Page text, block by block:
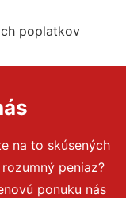
poplatkov
na to skúsených
peniaz?
ponuku nás